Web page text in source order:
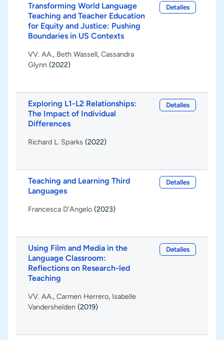
Transforming World Language
Teaching and Teacher Education
for Equity and Justice: Pushing
Boundaries in US Contexts
VV. AA., Beth Wassell, Cassandra
Glynn (2022)
Detalles
Exploring L1-L2 Relationships:
The Impact of Individual
Differences
Richard L. Sparks (2022)
Detalles
Teaching and Learning Third
Languages
Francesca D'Angelo (2023)
Detalles
Using Film and Media in the
Language Classroom:
Reflections on Research-led
Teaching
VV. AA., Carmen Herrero, Isabelle
Vandershelden (2019)
Detalles